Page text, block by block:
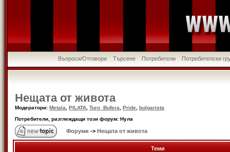
Въпроси/Отговори Търсене Потребители Потребителски
Нещата от живота
Модератори: Metala PILATA Turo_Bufera Pride
bulgarista
Потребители, разглеждащи този форум: Нула
Форуми -> Нещата от живота
Теми